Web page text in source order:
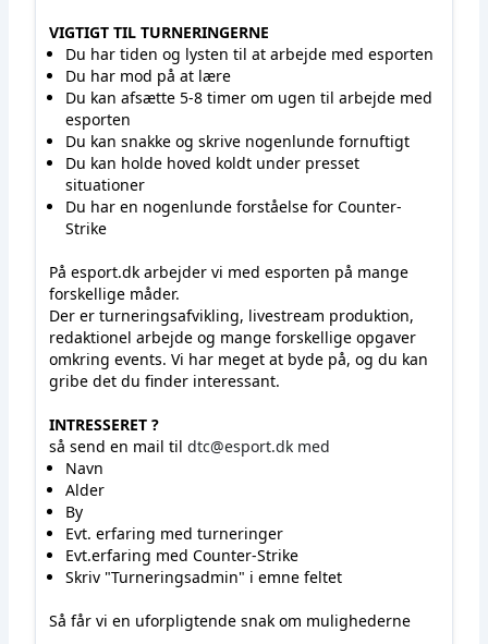
VIGTIGT TIL TURNERINGERNE
Du har tiden og lysten til at arbejde med esporten
Du har mod på at lære
Du kan afsætte 5-8 timer om ugen til arbejde med
esporten
Du kan snakke og skrive nogenlunde fornuftigt
Du kan holde hoved koldt under presset
situationer
Du har en nogenlunde forståelse for Counter-
Strike
På esport.dk arbejder vi med esporten på mange
forskellige måder.
Der er turneringsafvikling, livestream produktion,
redaktionel arbejde og mange forskellige opgaver
omkring events. Vi har meget at byde på, og du kan
gribe det du finder interessant.
INTRESSERET ?
så send en mail til dtc@esport.dk med
Navn
Alder
By
Evt. erfaring med turneringer
Evt.erfaring med Counter-Strike
Skriv "Turneringsadmin" i emne feltet
Så får vi en uforpligtende snak om mulighederne